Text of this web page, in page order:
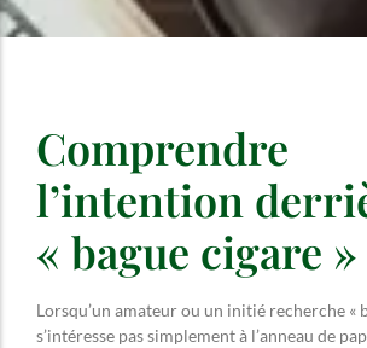
Comprendre
l’intention
« bague cigare »
Lorsqu’un amateur ou un initié recherche «
s’intéresse pas simplement à l’anneau de